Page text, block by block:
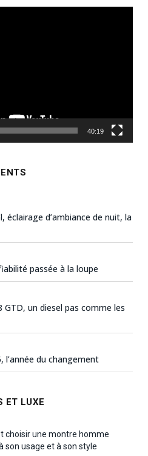
40:19
éclairage d’ambiance de nuit, la
passée à la loupe
GTD, un diesel pas comme les
l’année du changement
ET LUXE
choisir une montre homme
son usage et à son style